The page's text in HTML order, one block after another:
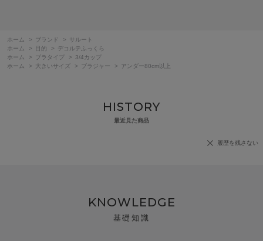
ホーム > ブランド >
サルート
ホーム
> 目的 >
デコルテふっくら
ホーム
> ブラタイプ >
3/4カップ
ホーム
> 大きいサイズ > ブラジャー > アンダー80cm以上
HISTORY
最近見た商品
履歴を残さない
KNOWLEDGE
基礎知識